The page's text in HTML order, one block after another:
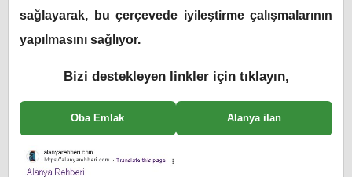
sağlayarak, bu çerçevede iyileştirme çalışmalarının
yapılmasını sağlıyor.
Bizi destekleyen linkler için tıklayın,
Oba Emlak Alanya ilan